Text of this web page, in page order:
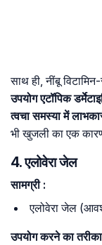
साथ ही, नींबू
उपयोग एटॉपिक
त्वचा समस्या में
भी खुजली का एक
4. एलोवेरा जेल
सामग्री:
एलोवेरा जेल
उपयोग करने का तरीका